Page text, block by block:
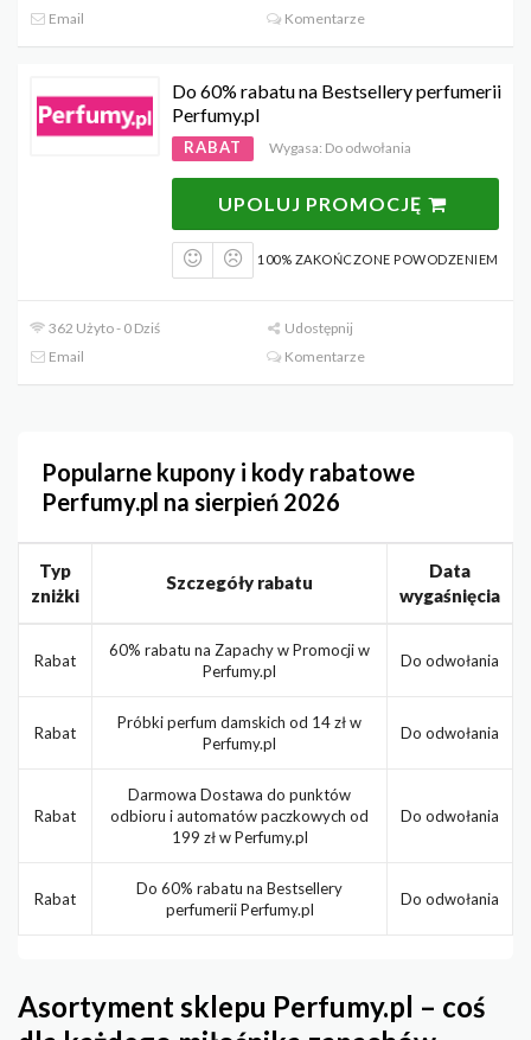
Email
Komentarze
Do 60% rabatu na Bestsellery perfumerii
Perfumy.pl
RABAT Wygasa: Do odwołania
UPOLUJ PROMOCJĘ
100% ZAKOŃCZONE POWODZENIEM
362 Użyto - 0 Dziś
Udostępnij
Email
Komentarze
Popularne kupony i kody rabatowe
Perfumy.pl na sierpień 2026
Typ
zniżki
Szczegóły rabatu
Data
wygaśnięcia
Rabat
60% rabatu na Zapachy w Promocji w
Perfumy.pl
Do odwołania
Rabat
Próbki perfum damskich od 14 zł w
Perfumy.pl
Do odwołania
Rabat
Darmowa Dostawa do punktów
odbioru i automatów paczkowych od
199 zł w Perfumy.pl
Do odwołania
Rabat
Do 60% rabatu na Bestsellery
perfumerii Perfumy.pl
Do odwołania
Asortyment sklepu Perfumy.pl – coś